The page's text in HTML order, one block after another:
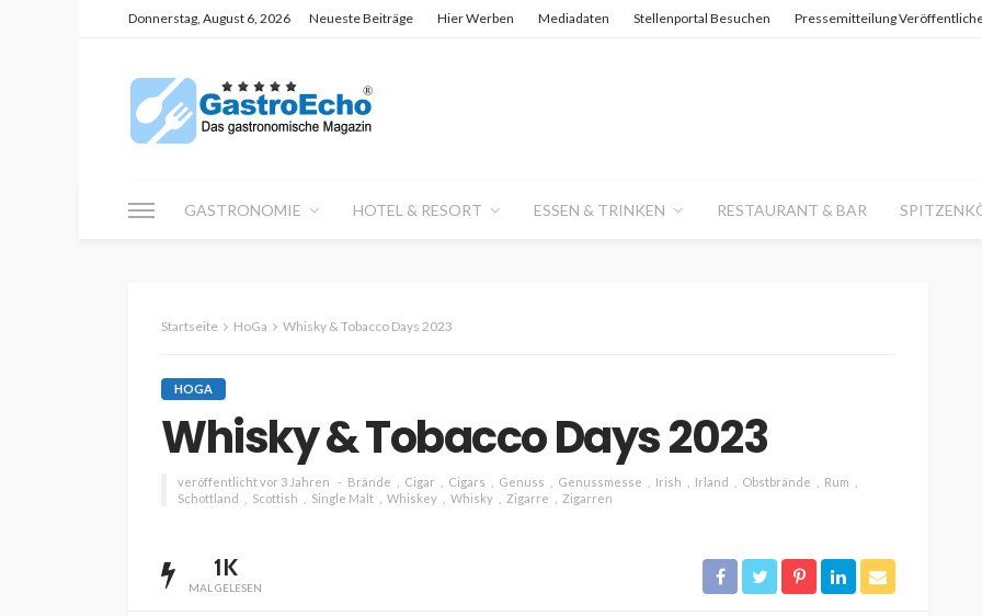
Donnerstag, August 6, 2026 Neueste Beiträge Hier Werben Mediadaten Stellenportal Besuchen Pressemitteilung
GASTRONOMIE HOTEL & RESORT ESSEN & TRINKEN RESTAURANT & BAR
Startseite HoGa Whisky & Tobacco Days 2023
HOGA
Whisky & Tobacco Days 2023
veröffentlicht vor 3 Jahren Brände Cigar Cigars Genuss Genussmesse Irish Irland Obstbrände
Rum
Schottland
Scottish Single Malt Whiskey Whisky Zigarre Zigarren
1K
MAL GELESEN
ESSEN & TRINKEN
GASTROSZENE
GOURMET & FEINSCHMECKER
HOGA